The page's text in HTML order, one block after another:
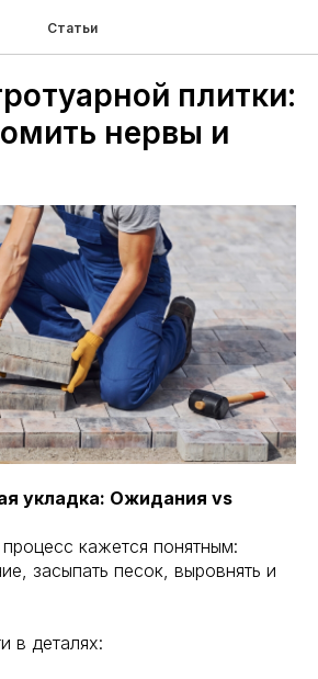
Статьи
плитки:
нервы и
укладка: Ожидания vs
кажется понятным:
засыпать песок, выровнять и
в деталях: